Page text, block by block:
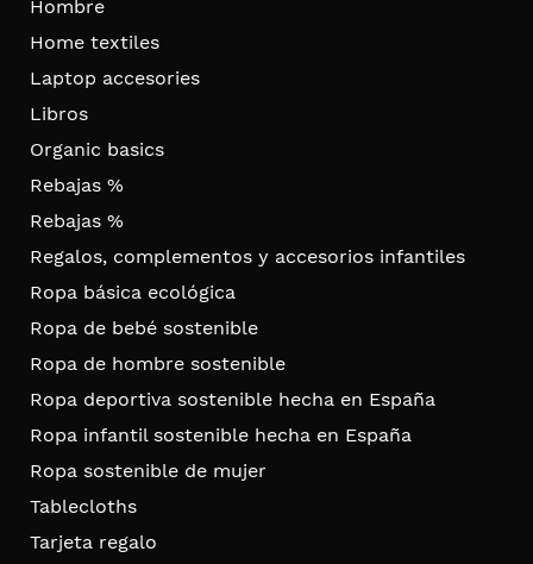
Hombre
Home textiles
Laptop accesories
Libros
Organic basics
Rebajas %
Rebajas %
Regalos, complementos y accesorios infantiles
Ropa básica ecológica
Ropa de bebé sostenible
Ropa de hombre sostenible
Ropa deportiva sostenible hecha en España
Ropa infantil sostenible hecha en España
Ropa sostenible de mujer
Tablecloths
Tarjeta regalo